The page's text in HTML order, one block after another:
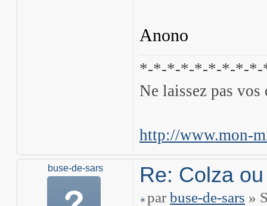
Anono
*-*-*-*-*-*-*-*-
Ne laissez pas
http://www.mon-
buse-de-sars Re: Colza
par buse-de-sars »